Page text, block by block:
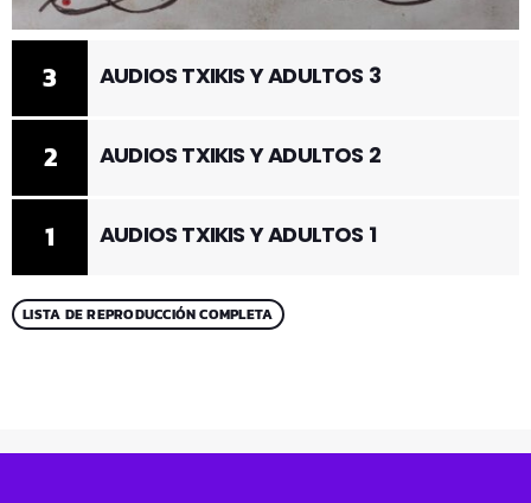
1 AUDIOS TXIKIS Y ADULTOS 1
2 AUDIOS TXIKIS Y ADULTOS 2
3 AUDIOS TXIKIS Y ADULTOS 3
LISTA DE REPRODUCCIÓN COMPLETA